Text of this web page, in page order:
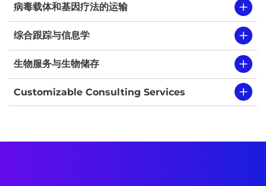
病毒载体和基因疗法的运输
综合跟踪与信息学
生物服务与生物储存
Customizable Consulting Services